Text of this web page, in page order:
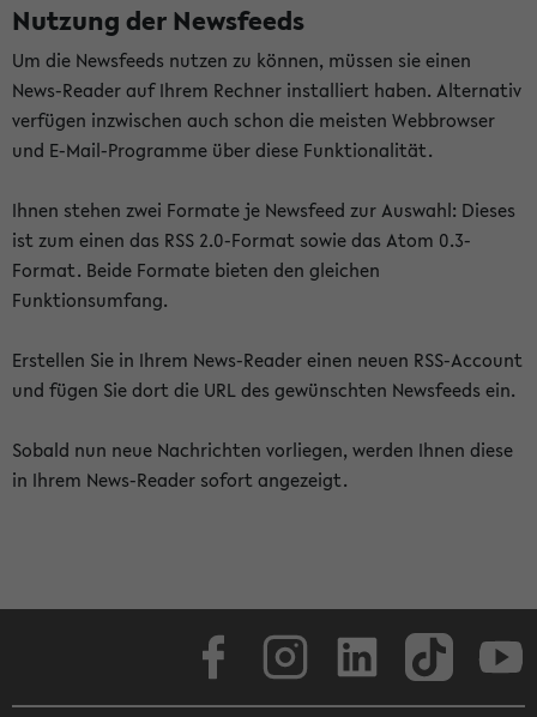
Nutzung der Newsfeeds
Um die Newsfeeds nutzen zu können, müssen sie einen
News-Reader auf Ihrem Rechner installiert haben. Alternativ
verfügen inzwischen auch schon die meisten Webbrowser
und E-Mail-Programme über diese Funktionalität.
Ihnen stehen zwei Formate je Newsfeed zur Auswahl: Dieses
ist zum einen das RSS 2.0-Format sowie das Atom 0.3-
Format. Beide Formate bieten den gleichen
Funktionsumfang.
Erstellen Sie in Ihrem News-Reader einen neuen RSS-Account
und fügen Sie dort die URL des gewünschten Newsfeeds ein.
Sobald nun neue Nachrichten vorliegen, werden Ihnen diese
in Ihrem News-Reader sofort angezeigt.